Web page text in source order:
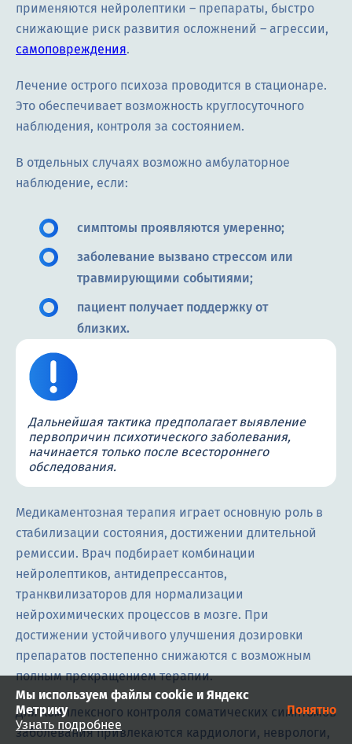
применяются нейролептики – препараты, быстро
снижающие риск развития осложнений – агрессии,
самоповреждения.
Лечение острого психоза проводится в стационаре.
Это обеспечивает возможность круглосуточного
наблюдения, контроля за состоянием.
В отдельных случаях возможно амбулаторное
наблюдение, если:
симптомы проявляются умеренно;
заболевание вызвано стрессом или
травмирующими событиями;
пациент получает поддержку от
близких.
Дальнейшая тактика предполагает выявление
первопричин психотического заболевания,
начинается только после всестороннего
обследования.
Медикаментозная терапия играет основную роль в
стабилизации состояния, достижении длительной
ремиссии. Врач подбирает комбинации
нейролептиков, антидепрессантов,
транквилизаторов для нормализации
нейрохимических процессов в мозге. При
достижении устойчивого улучшения дозировки
препаратов постепенно снижаются с возможным
полным прекращением терапии.
Для комплексного контроля соматических симптомов
заболевания привлекаются кардиологи, неврологи,
Мы используем файлы cookie и Яндекс
Метрику
Узнать подробнее
Понятно